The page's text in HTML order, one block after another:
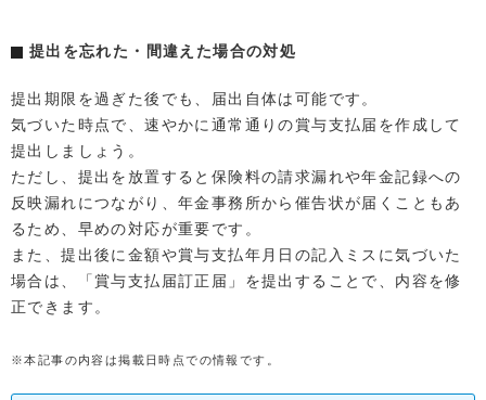
提出を忘れた・間違えた場合の対処
提出期限を過ぎた後でも、届出自体は可能です。
気づいた時点で、速やかに通常通りの賞与支払届を作成して
提出しましょう。
ただし、提出を放置すると保険料の請求漏れや年金記録への
反映漏れにつながり、年金事務所から催告状が届くこともあ
るため、早めの対応が重要です。
また、提出後に金額や賞与支払年月日の記入ミスに気づいた
場合は、「賞与支払届訂正届」を提出することで、内容を修
正できます。
※本記事の内容は掲載日時点での情報です。